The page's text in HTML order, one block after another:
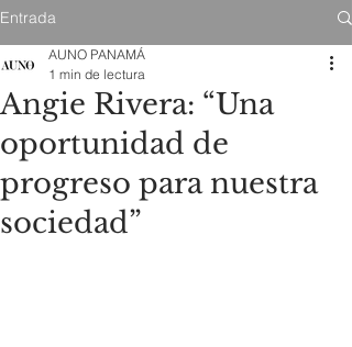
Entrada
Angie Rivera: “Una
oportunidad de
progreso para nuestra
sociedad”
AUNO PANAMÁ
1 min de lectura